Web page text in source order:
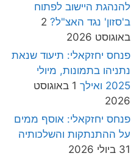
להנהגת היישוב לפתוח
ב'סזון' נגד האצ"ל? 2
באוגוסט 2026
פנחס יחזקאלי: תיעוד שנאת
נתניהו בתמונות, מיולי
2025 ואילך
1 באוגוסט
2026
פנחס יחזקאלי: אוסף ממים
על ההתנתקות והשלכותיה
31 ביולי 2026